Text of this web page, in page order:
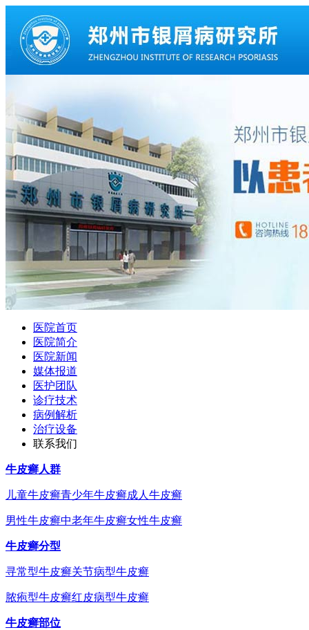
医院首页
医院简介
医院新闻
媒体报道
医护团队
诊疗技术
病例解析
治疗设备
联系我们
牛皮癣人群
儿童牛皮癣青少年牛皮癣成人牛皮癣
男性牛皮癣中老年牛皮癣女性牛皮癣
牛皮癣分型
寻常型牛皮癣关节病型牛皮癣
脓疱型牛皮癣红皮病型牛皮癣
牛皮癣部位